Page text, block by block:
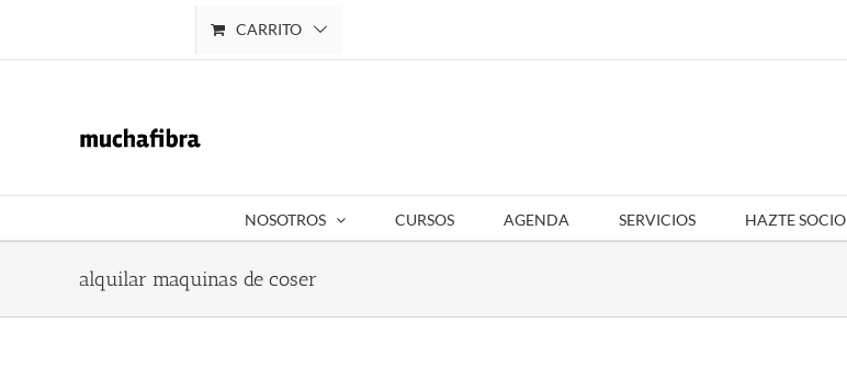
CARRITO
NOSOTROS CURSOS AGENDA SERVICIOS HAZTE SOCIO
alquilar maquinas de coser